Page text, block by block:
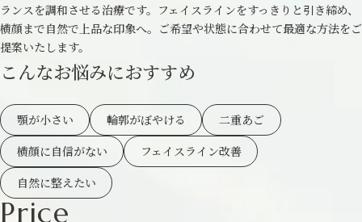
ランスを調和させる治療です。フェイスラインをすっきりと引き締め、
横顔まで自然で上品な印象へ。ご希望や状態に合わせて最適な方法をご
提案いたします。
こんなお悩みにおすすめ
顎が小さい 輪郭がぼやける
二重あご
横顔に自信がない
フェイスライン改善
自然に整えたい
Price